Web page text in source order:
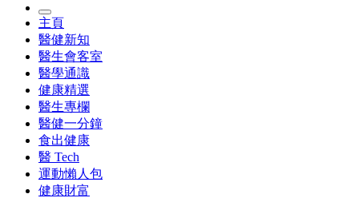
主頁
醫健新知
醫生會客室
醫學通識
健康精選
醫生專欄
醫健一分鐘
食出健康
醫 Tech
運動懶人包
健康財富